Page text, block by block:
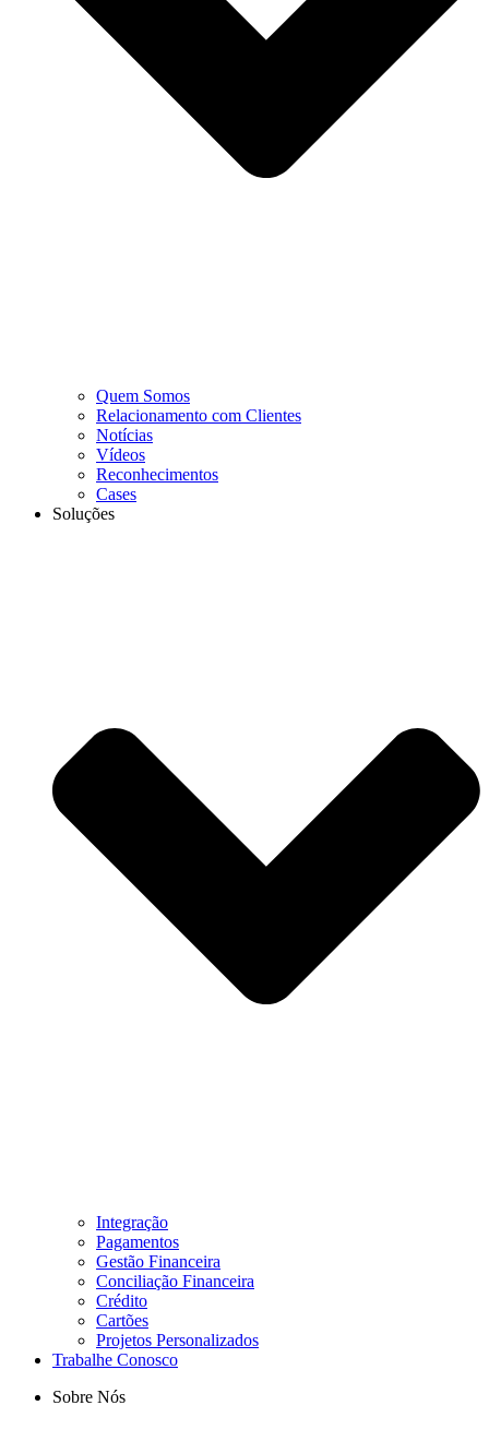
Quem Somos
Relacionamento com Clientes
Notícias
Vídeos
Reconhecimentos
Cases
Soluções
Integração
Pagamentos
Gestão Financeira
Conciliação Financeira
Crédito
Cartões
Projetos Personalizados
Trabalhe Conosco
Sobre Nós